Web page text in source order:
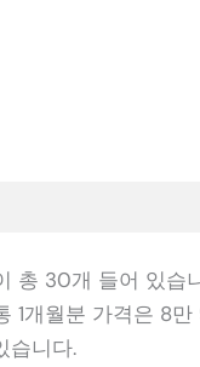
총 30개 들어 있습
1개월분 가격은 8
습니다.